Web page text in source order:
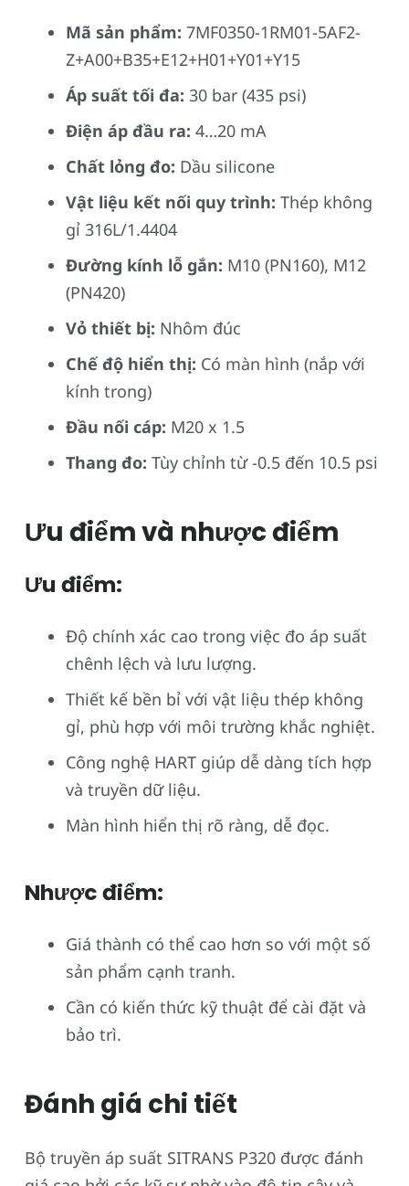
Mã sản phẩm: 7MF0350-1RM01-5AF2-
Z+A00+B35+E12+H01+Y01+Y15
Áp suất tối đa: 30 bar (435 psi)
Điện áp đầu ra: 4…20 mA
Chất lỏng đo: Dầu silicone
Vật liệu kết nối quy trình: Thép không
gỉ 316L/1.4404
Đường kính lỗ gắn: M10 (PN160), M12
(PN420)
Vỏ thiết bị: Nhôm đúc
Chế độ hiển thị: Có màn hình (nắp với
kính trong)
Đầu nối cáp: M20 x 1.5
Thang đo: Tùy chỉnh từ -0.5 đến 10.5 psi
Ưu điểm và nhược điểm
Ưu điểm:
Độ chính xác cao trong việc đo áp suất
chênh lệch và lưu lượng.
Thiết kế bền bỉ với vật liệu thép không
gỉ, phù hợp với môi trường khắc nghiệt.
Công nghệ HART giúp dễ dàng tích hợp
và truyền dữ liệu.
Màn hình hiển thị rõ ràng, dễ đọc.
Nhược điểm:
Giá thành có thể cao hơn so với một số
sản phẩm cạnh tranh.
Cần có kiến thức kỹ thuật để cài đặt và
bảo trì.
Đánh giá chi tiết
Bộ truyền áp suất SITRANS P320 được đánh